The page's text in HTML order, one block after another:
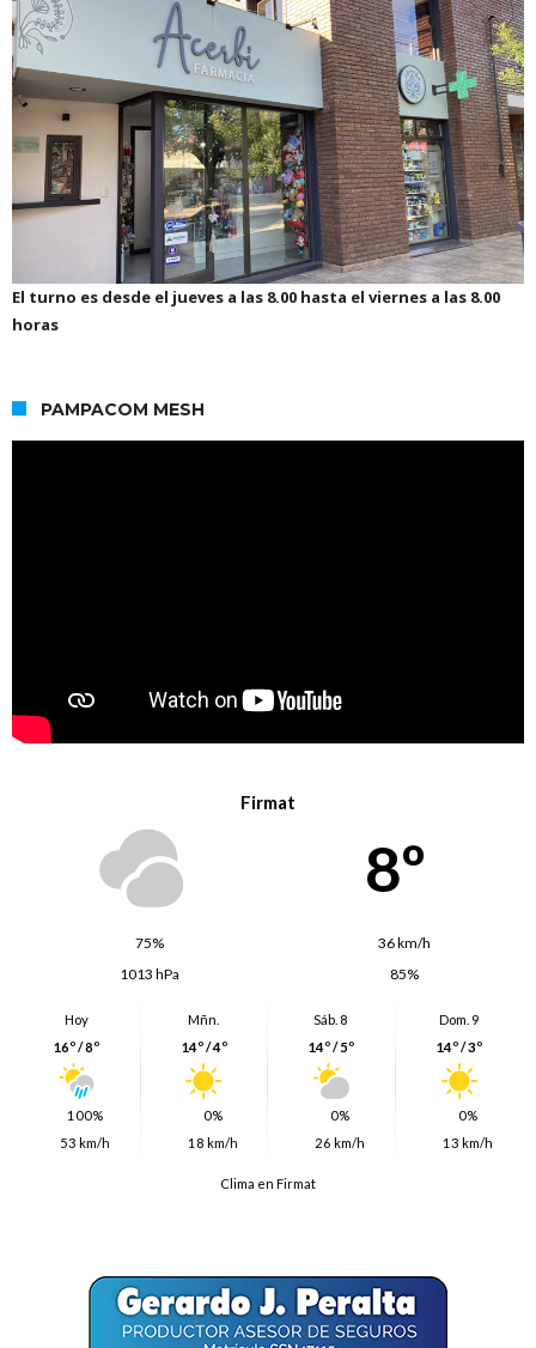
El turno es desde el jueves a las 8.00 hasta el viernes a las 8.00
horas
PAMPACOM MESH
Firmat
8º
75%
36 km/h
1013 hPa
85%
Hoy
16º / 8º
100%
53 km/h
Mñn.
14º / 4º
0%
18 km/h
Sáb. 8
14º / 5º
0%
26 km/h
Dom. 9
14º / 3º
0%
13 km/h
Clima en Firmat